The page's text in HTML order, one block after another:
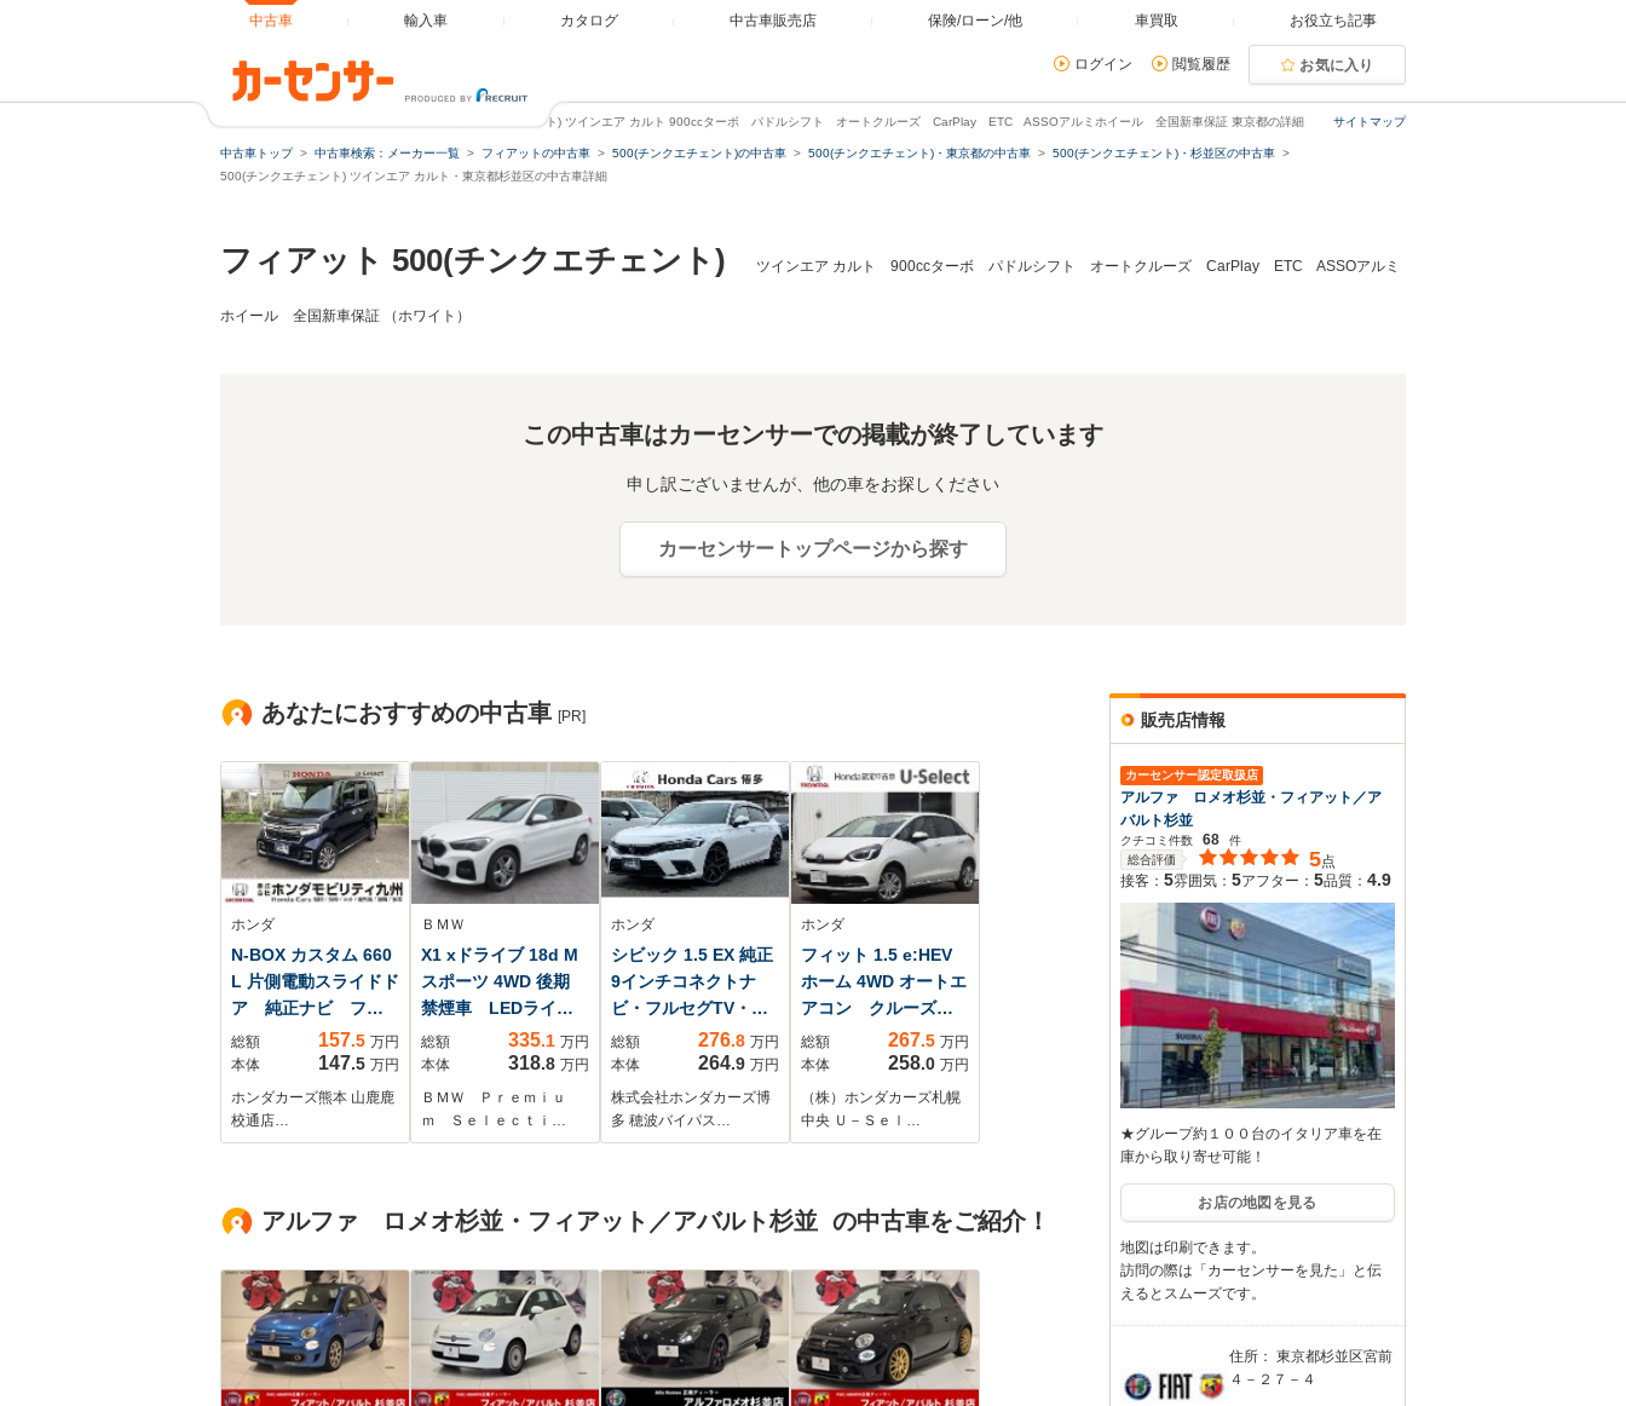
中古車 輸入車 カタログ 中古車販売店 保険/ローン/他 車買取 お役立ち記事
ログイン 閲覧履歴 お気に入り
サイトマップ
500(チンクエチェント) ツインエア カルト 900ccターボ パドルシフト オートクルーズ CarPlay ETC ASSOアルミホイール 全国新車保証 東京都の詳細
中古車トップ 中古車検索：メーカー一覧 フィアットの中古車 500(チンクエチェント)の中古車 500(チンクエチェント)・東京都の中古車
500(チンクエチェント)・杉並区の中古車
500(チンクエチェント) ツインエア カルト・東京都杉並区の中古車詳細
フィアット 500(チンクエチェント) ツインエア カルト 900ccターボ パドルシフト オートクルーズ CarPlay ETC ASSOアルミ
ホイール 全国新車保証 （ホワイト）
この中古車はカーセンサーでの掲載が終了しています
申し訳ございませんが、他の車をお探しください
カーセンサートップページから探す
あなたにおすすめの中古車 [PR]
ホンダ
N-BOX カスタム 660
L 片側電動スライドド
ア 純正ナビ フル
セグ ETC
総額 157.5 万円
本体
147.5 万円
ホンダカーズ熊本 山鹿鹿
校通店…
ＢＭＷ
X1 xドライブ 18d M
スポーツ 4WD 後期
禁煙車 LEDライ
ト 18AW コーナー
センサー オートト
ランク スマートキ
ー アクティブクル
ーズコントロール
ックカメラ
総額 335.1 万円
本体
318.8 万円
ＢＭＷ Ｐｒｅｍｉｕ
ｍ Ｓｅｌｅｃｔｉ…
ホンダ
シビック 1.5 EX 純正
9インチコネクトナ
ビ・フルセグTV・
Bluetooth・前後ドラ
イブレコーダー・バ
ックカメラ・パワー
シート・LEDヘッド
ライト・純正アルミ
ナー車
総額 276.8 万円
本体
264.9 万円
株式会社ホンダカーズ博
多 穂波バイパス…
ホンダ
フィット 1.5 e:HEV
ホーム 4WD オートエ
アコン クルーズコ
ントロール フルセ
グTV 純正メモリー
ナビ ホンダコネク
ト対応 Bluetooth機
能 バックカメラ
レコーダー
総額 267.5 万円
本体
258.0 万円
（株）ホンダカーズ札幌
中央 Ｕ－Ｓｅｌ…
アルファ ロメオ杉並・フィアット／アバルト杉並 の中古車をご紹介！
販売店情報
カーセンサー認定取扱店
アルファ ロメオ杉並・フィアット／ア
バルト杉並
クチコミ件数 68
件
総合評価
5点
接客： 5雰囲気： 5アフター： 5品質： 4.9
★グループ約１００台のイタリア車を在
庫から取り寄せ可能！
お店の地図を見る
地図は印刷できます。
訪問の際は「カーセンサーを見た」と伝
えるとスムーズです。
住所： 東京都杉並区宮前
４－２７－４